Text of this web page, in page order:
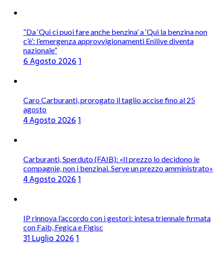
“Da ‘Qui ci puoi fare anche benzina’ a ‘Qui la benzina non
c’è’: l’emergenza approvvigionamenti Enilive diventa
nazionale”
6 Agosto 20261
Caro Carburanti, prorogato il taglio accise fino al 25
agosto
4 Agosto 20261
Carburanti, Sperduto (FAIB): «Il prezzo lo decidono le
compagnie, non i benzinai. Serve un prezzo amministrato»
4 Agosto 20261
IP rinnova l’accordo con i gestori: intesa triennale firmata
con Faib, Fegica e Figisc
31 Luglio 20261